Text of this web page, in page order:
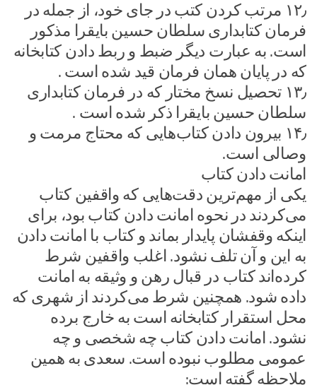
۱۲٫ مرتب کردن کتب در جای خود، از جمله در
فرمان کتابداری سلطان حسین بایقرا مذکور
است. به عبارت دیگر ضبط و ربط دادن کتابخانه
که در پایان همان فرمان قید شده است .
۱۳٫ تحصیل نسخ مختار که در فرمان کتابداری
سلطان حسین بایقرا ذکر شده است .
۱۴٫ بیرون دادن کتاب‌هایی که محتاج مرمت و
وصالی است.
امانت دادن کتاب
یکی از مهم‌ترین دقت‌هایی که واقفین کتاب
می‌کردند در نحوه امانت دادن کتاب بود، برای
اینکه وقفشان پایدار بماند و کتاب با امانت دادن
به این و آن تلف نشود. اغلب واقفین شرط
کرده‌اند کتاب در قبال رهن و وثیقه به امانت
داده شود. همچنین شرط می‌کردند از شهری که
محل استقرار کتابخانه است به خارج برده
نشود. امانت دادن کتاب چه شخصی و چه
عمومی مطلوب نبوده است. سعدی به همین
ملاحظه گفته است: